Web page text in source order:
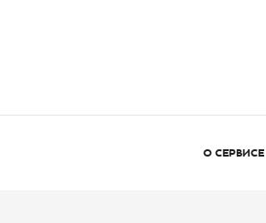
О СЕРВИСЕ